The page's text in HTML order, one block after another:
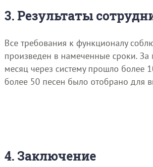
3. Результаты
Все требования к функционалу
произведен в намеченные сроки.
месяц через систему прошло более
более 50 песен было отобрано для
4. Заключение